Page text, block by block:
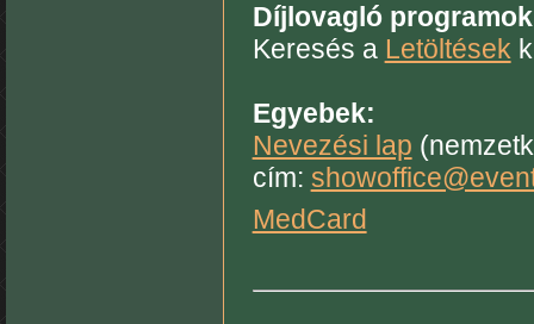
Díjlovagló
Keresés a Letöltések
Egyebek:
Nevezési lap
cím:
MedCard